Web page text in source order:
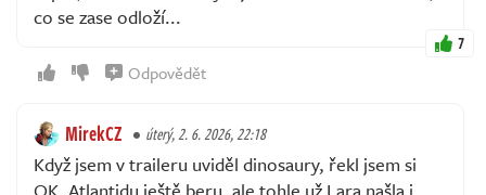
co se zase odloží...
7
Odpovědět
MirekCZ úterý, 2. 6. 2026, 22:18
Když jsem v traileru uviděl dinosaury, řekl jsem si